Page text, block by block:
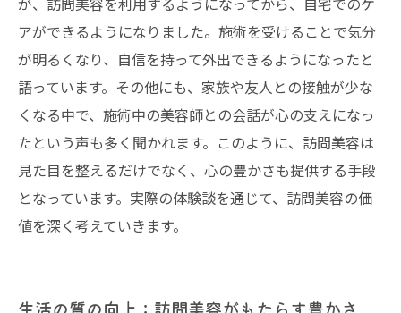
アができるようになりました。施術を受けることで気分
が明るくなり、自信を持って外出できるようになったと
語っています。その他にも、家族や友人との接触が少な
くなる中で、施術中の美容師との会話が心の支えになっ
たという声も多く聞かれます。このように、訪問美容は
見た目を整えるだけでなく、心の豊かさも提供する手段
となっています。実際の体験談を通じて、訪問美容の価
値を深く考えていきます。